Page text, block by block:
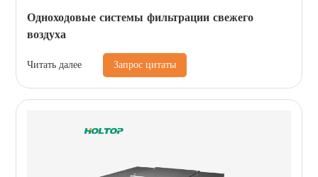
Одноходовые системы фильтрации свежего
воздуха
Читать далее Запрос цитаты